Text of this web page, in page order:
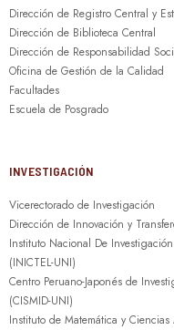
Dirección de Registro Central y
Dirección de Biblioteca Central
Dirección de Responsabilidad
Oficina de Gestión de la Calidad
Facultades
Escuela de Posgrado
INVESTIGACIÓN
Vicerectorado de Investigación
Dirección de Innovación y
Instituto Nacional De
(INICTEL-UNI)
Centro Peruano-Japonés de
(CISMID-UNI)
Instituto de Matemática y